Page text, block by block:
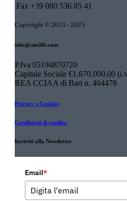
Fax +39 080 536 85 41
Copyright © 2013 - 2025
info@cmclift.com
P.Iva 05194870720
Capitale Sociale €1.670.000,00
REA CCIAA di Bari n. 404478
Privacy e Cookies
Condizioni di vendita
Iscriviti alla Newsletter
Email*